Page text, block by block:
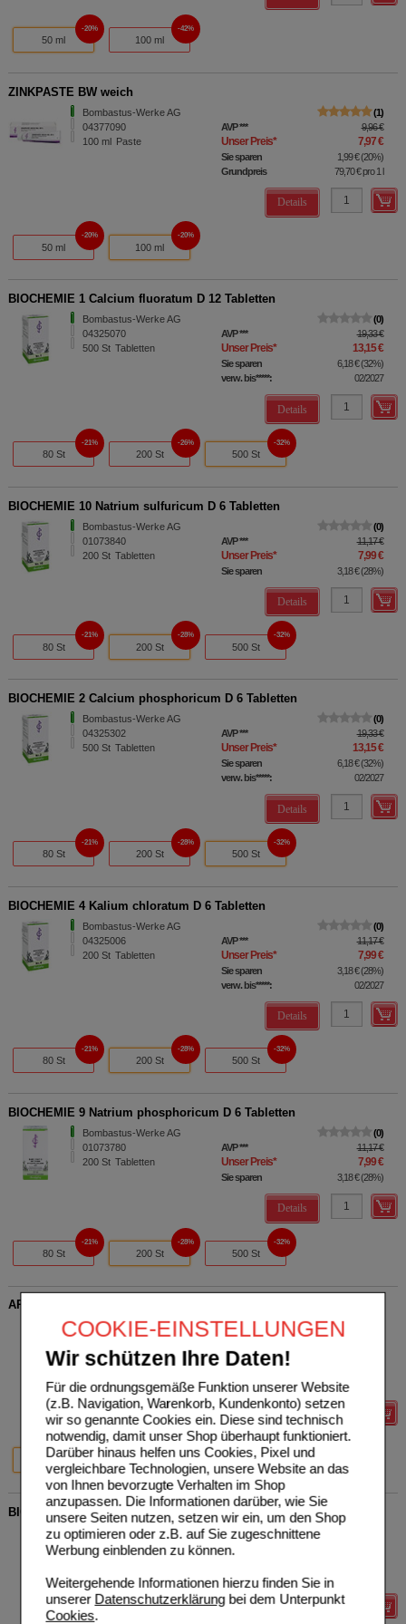
COOKIE-EINSTELLUNGEN
Wir schützen Ihre Daten!
Für die ordnungsgemäße Funktion unserer Website
(z.B. Navigation, Warenkorb, Kundenkonto) setzen
wir so genannte Cookies ein. Diese sind technisch
notwendig, damit unser Shop überhaupt funktioniert.
Darüber hinaus helfen uns Cookies, Pixel und
vergleichbare Technologien, unsere Website an das
von Ihnen bevorzugte Verhalten im Shop
anzupassen. Die Informationen darüber, wie Sie
unsere Seiten nutzen, setzen wir ein, um den Shop
zu optimieren oder z.B. auf Sie zugeschnittene
Werbung einblenden zu können.
Weitergehende Informationen hierzu finden Sie in
unserer Datenschutzerklärungbei dem Unterpunkt
Cookies.
50 ml
20%
100 ml
42%
ZINKPASTE BW weich
Bombastus-Werke AG
04377090
100 ml Paste
1
AVP*** 9,96 €
Unser Preis* 7,97 €
Sie sparen 1,99 €(20%)
Grundpreis
79,70 €pro 1 l
Details
50 ml
20%
100 ml
20%
BIOCHEMIE 1 Calcium fluoratum D 12 Tabletten
Bombastus-Werke AG
04325070
500 St Tabletten
0
AVP*** 19,33 €
Unser Preis* 13,15 €
Sie sparen 6,18 €(32%)
verw. bis*****:
02/2027
Details
80 St
21%
200 St
26%
500 St
32%
BIOCHEMIE 10 Natrium sulfuricum D 6 Tabletten
Bombastus-Werke AG
01073840
200 St Tabletten
0
AVP*** 11,17 €
Unser Preis* 7,99 €
Sie sparen 3,18 €(28%)
Details
80 St
21%
200 St
28%
500 St
32%
BIOCHEMIE 2 Calcium phosphoricum D 6 Tabletten
Bombastus-Werke AG
04325302
500 St Tabletten
0
AVP*** 19,33 €
Unser Preis* 13,15 €
Sie sparen 6,18 €(32%)
verw. bis*****:
02/2027
Details
80 St
21%
200 St
28%
500 St
32%
BIOCHEMIE 4 Kalium chloratum D 6 Tabletten
Bombastus-Werke AG
04325006
200 St Tabletten
0
AVP*** 11,17 €
Unser Preis* 7,99 €
Sie sparen 3,18 €(28%)
verw. bis*****:
02/2027
Details
80 St
21%
200 St
28%
500 St
32%
BIOCHEMIE 9 Natrium phosphoricum D 6 Tabletten
Bombastus-Werke AG
01073780
200 St Tabletten
0
AVP*** 11,17 €
Unser Preis* 7,99 €
Sie sparen 3,18 €(28%)
Details
80 St
21%
200 St
28%
500 St
32%
ARHAMA-Salbe
Bombastus-Werke AG
07770089
20ml Salbe
UVP**
Unser Preis*
Grundpreis
257,50 €
Details
20 ml
31%
3X20 ml
20%
100 ml
20%
BIOCHEMIE 8 Natrium chloratum D 6 Tabletten
Bombastus-Werke AG
01073739
500
AVP
Sie sparen
Details